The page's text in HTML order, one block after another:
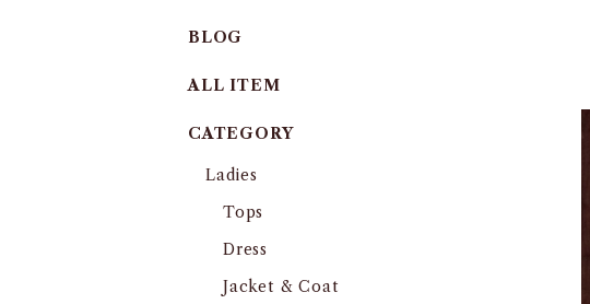
BLOG
ALL ITEM
CATEGORY
Ladies
Tops
Dress
Jacket & Coat